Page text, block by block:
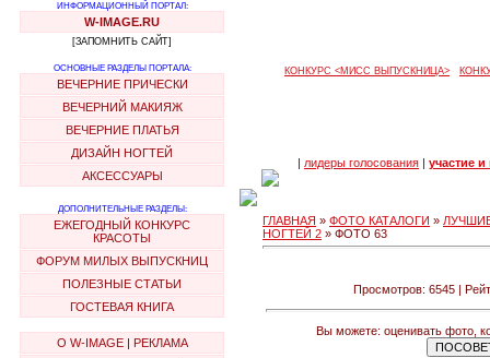
ИНФОРМАЦИОННЫЙ ПОРТАЛ:
W-IMAGE.RU
[ЗАПОМНИТЬ САЙТ]
ОСНОВНЫЕ РАЗДЕЛЫ ПОРТАЛА:
ВЕЧЕРНИЕ ПРИЧЕСКИ
ВЕЧЕРНИЙ МАКИЯЖ
ВЕЧЕРНИЕ ПЛАТЬЯ
ДИЗАЙН НОГТЕЙ
АКСЕССУАРЫ
ДОПОЛНИТЕЛЬНЫЕ РАЗДЕЛЫ:
ЕЖЕГОДНЫЙ КОНКУРС
КРАСОТЫ
ФОРУМ МИЛЫХ ВЫПУСКНИЦ
ПОЛЕЗНЫЕ СТАТЬИ
ГОСТЕВАЯ КНИГА
О W-IMAGE| РЕКЛАМА
КОНКУРС <МИСС ВЫПУСКНИЦА>
| лидеры голосования | участие
ГЛАВНАЯ » ФОТО КАТАЛОГИ »
НОГТЕЙ 2 » ФОТО 63
Просмотров: 6545 |
Вы можете: оценивать фото,